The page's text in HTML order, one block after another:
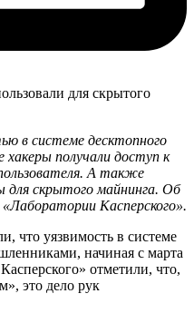
в системе десктопного
хакеры получали доступ к
А также
для скрытого майнинга. Об
Касперского».
что уязвимость в системе
начиная с марта
отметили, что,
это дело рук